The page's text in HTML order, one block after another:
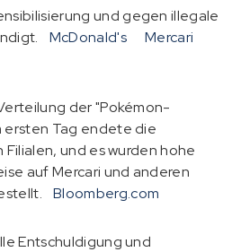
und gegen illegale
McDonald's
Mercari
der "Pokémon-
ersten Tag endete die
und es wurden hohe
auf Mercari und anderen
Bloomberg.com
Entschuldigung und